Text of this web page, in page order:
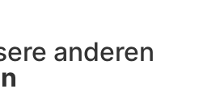
anderen